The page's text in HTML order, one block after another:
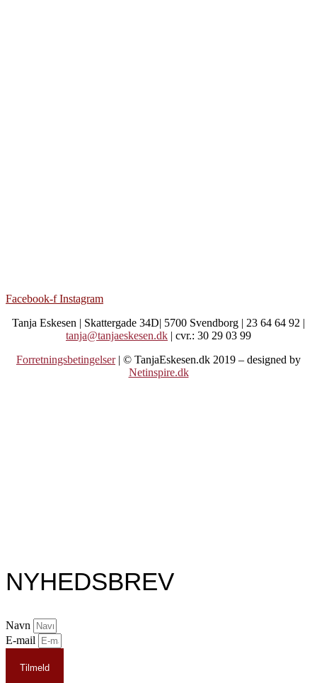
Facebook-f Instagram
Tanja Eskesen | Skattergade 34D| 5700 Svendborg | 23 64 64 92 |
tanja@tanjaeskesen.dk | cvr.: 30 29 03 99
Forretningsbetingelser | © TanjaEskesen.dk 2019 – designed by
Netinspire.dk
NYHEDSBREV
Navn
E-mail
Tilmeld